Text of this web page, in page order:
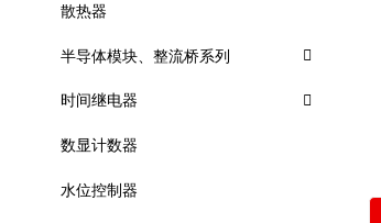
散热器
半导体模块、整流桥系列
时间继电器
数显计数器
水位控制器